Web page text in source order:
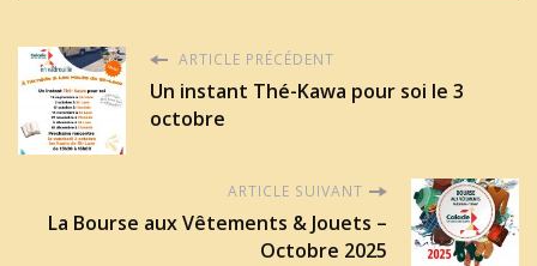
ARTICLE PRÉCÉDENT
Un instant Thé-Kawa pour soi le 3
octobre
ARTICLE SUIVANT
La Bourse aux Vêtements & Jouets –
Octobre 2025